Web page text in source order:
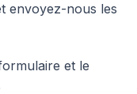
envoyez-nous les
et le